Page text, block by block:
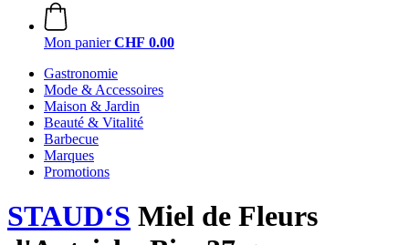
Mon panier CHF 0.00
Gastronomie
Mode & Accessoires
Maison & Jardin
Beauté & Vitalité
Barbecue
Marques
Promotions
STAUD‘S Miel de Fleurs